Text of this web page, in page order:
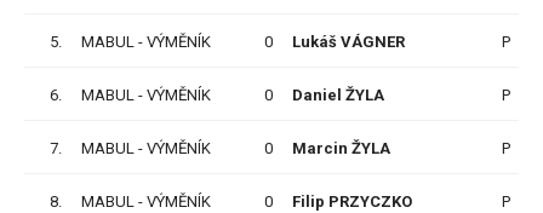
5. MABUL - VÝMĚNÍK 0 Lukáš VÁGNER P
6. MABUL - VÝMĚNÍK 0 Daniel ŽYLA P
7. MABUL - VÝMĚNÍK 0 Marcin ŽYLA P
8. MABUL - VÝMĚNÍK 0 Filip PRZYCZKO P